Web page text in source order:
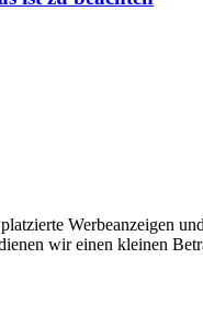
Werbeanzeigen
wir einen kleinen